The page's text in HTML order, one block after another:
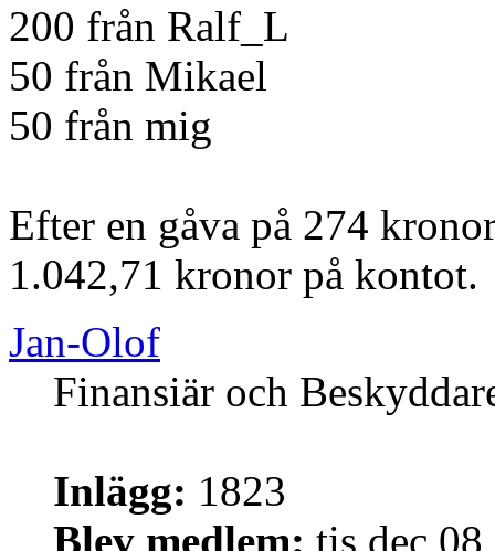
200 från Ralf_L
50 från Mikael
50 från mig
Efter en gåva på 274
1.042,71 kronor på kontot.
Jan-Olof
Finansiär och
Inlägg: 1823
Blev medlem: tis dec